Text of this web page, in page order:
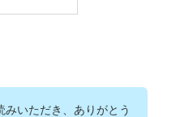
みいただき、ありがとう